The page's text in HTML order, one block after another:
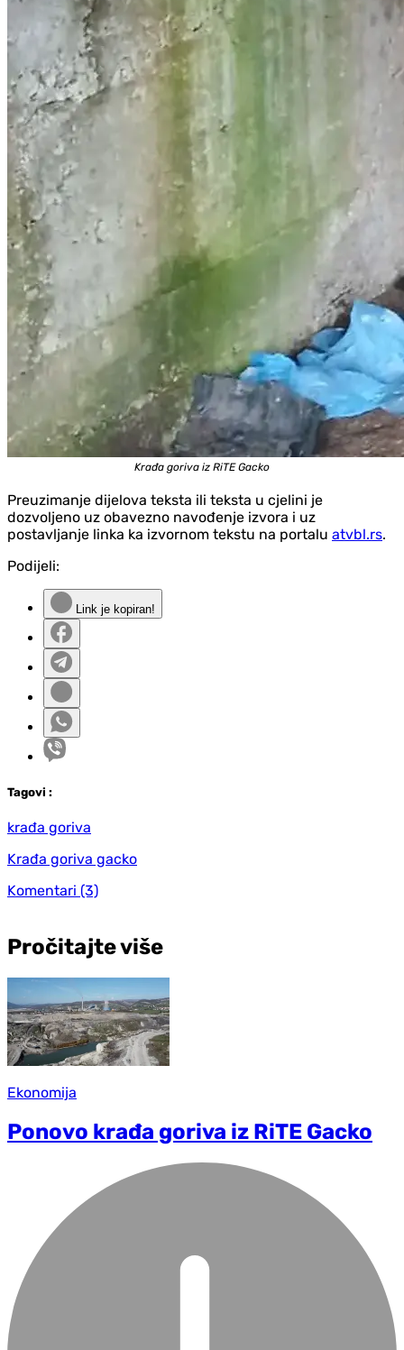
Krađa goriva iz RiTE Gacko
Preuzimanje dijelova teksta ili teksta u cjelini je
dozvoljeno uz obavezno navođenje izvora i uz
postavljanje linka ka izvornom tekstu na portalu atvbl.rs.
Podijeli:
Link je kopiran!
Tagovi :
krađa goriva
Krađa goriva gacko
Komentari (3)
Pročitajte više
Ekonomija
Ponovo krađa goriva iz RiTE Gacko